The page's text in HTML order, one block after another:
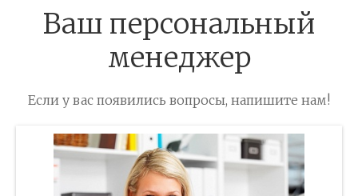
Ваш персональный
менеджер
Если у вас появились вопросы, напишите нам!